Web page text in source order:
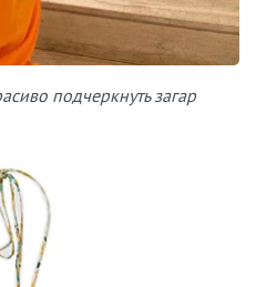
подчеркнуть загар